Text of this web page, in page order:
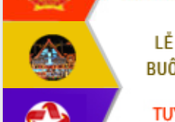
Thứ trưởng Bộ Y tế làm việc với tỉnh
Đắk Lắk về phát triển nhân lực y tế
cho trạm y tế cấp xã
Du lịch Đắk Lắk nâng tầm trải nghiệm
du khách thông qua Hệ thống cơ sở dữ
liệu và Bản đồ số
Tập huấn ứng dụng trí tuệ nhân tạo (AI)
trong thương mại điện tử năm 2026